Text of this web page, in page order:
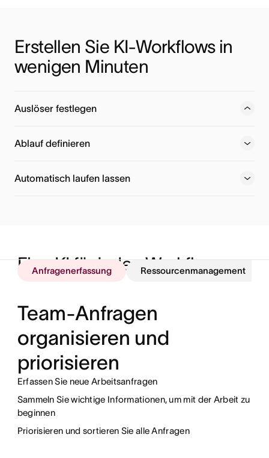
Erstellen Sie KI-Workflows in
wenigen Minuten
Auslöser festlegen
neuen Aufgabe, einer Formularübermittlung oder einem
Ablauf definieren
Automatisch laufen lassen
Eine KI für jeden Workflow
Anfragenerfassung Ressourcenmanagement
Team-Anfragen
organisieren und
priorisieren
Erfassen Sie neue Arbeitsanfragen
Sammeln Sie wichtige Informationen, um mit der Arbeit zu
beginnen
Priorisieren und sortieren Sie alle Anfragen